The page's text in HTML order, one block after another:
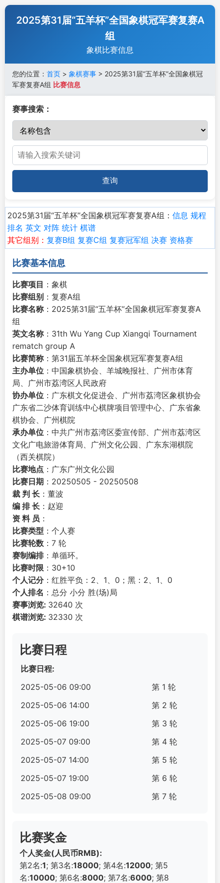
2025第31届“五羊杯”全国象棋冠军赛复赛A
组
象棋比赛信息
您的位置： 首页 > 象棋赛事 > 2025第31届“五羊杯”全国象棋冠
军赛复赛A组 比赛信息
赛事搜索：
查询
2025第31届“五羊杯”全国象棋冠军赛复赛A组： 信息 规程
排名 英文 对阵 统计 棋谱
其它组别： 复赛B组 复赛C组 复赛冠军组 决赛 资格赛
比赛基本信息
比赛项目 ：象棋
比赛组别 ：复赛A组
比赛名称 ：2025第31届“五羊杯”全国象棋冠军赛复赛A
组
英文名称 ：31th Wu Yang Cup Xiangqi Tournament
rematch group A
比赛简称 ：第31届五羊杯全国象棋冠军赛复赛A组
主办单位 ：中国象棋协会、羊城晚报社、广州市体育
局、广州市荔湾区人民政府
协办单位 ：广东棋文化促进会、广州市荔湾区象棋协会
广东省二沙体育训练中心棋牌项目管理中心、广东省象
棋协会、广州棋院
承办单位 ：中共广州市荔湾区委宣传部、广州市荔湾区
文化广电旅游体育局、广州文化公园、广东东湖棋院
（西关棋院）
比赛地点 ：广东广州文化公园
比赛日期 ：20250505 - 20250508
裁 判 长 ：董波
编 排 长 ：赵迎
资 料 员 ：
比赛类型 ：个人赛
比赛轮数 ：7 轮
赛制编排：单循环。
比赛时限 ：30+10
个人记分：红胜平负：2、1、0；黑：2、1、0
个人排名 ：总分 小分 胜(场)局
赛事浏览: 32640 次
棋谱浏览: 32330 次
比赛日程
比赛日程:
2025-05-06 09:00
第 1 轮
2025-05-06 14:00
第 2 轮
2025-05-06 19:00
第 3 轮
2025-05-07 09:00
第 4 轮
2025-05-07 14:00
第 5 轮
2025-05-07 19:00
第 6 轮
2025-05-08 09:00
第 7 轮
比赛奖金
个人奖金(人民币RMB):
第2名:1; 第3名:18000; 第4名:12000; 第5
名:10000; 第6名:8000; 第7名:6000; 第8